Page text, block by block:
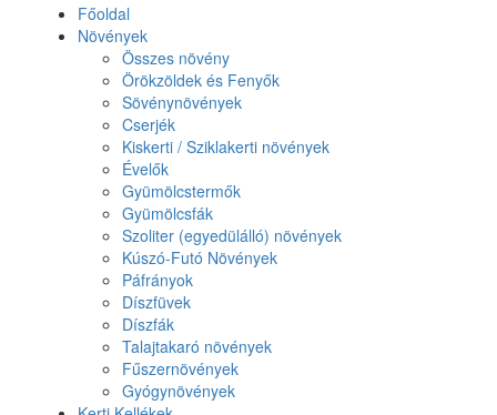
Főoldal
Növények
Összes növény
Örökzöldek és Fenyők
Sövénynövények
Cserjék
Kiskerti / Sziklakerti növények
Évelők
Gyümölcstermők
Gyümölcsfák
Szoliter (egyedülálló) növények
Kúszó-Futó Növények
Páfrányok
Díszfüvek
Díszfák
Talajtakaró növények
Fűszernövények
Gyógynövények